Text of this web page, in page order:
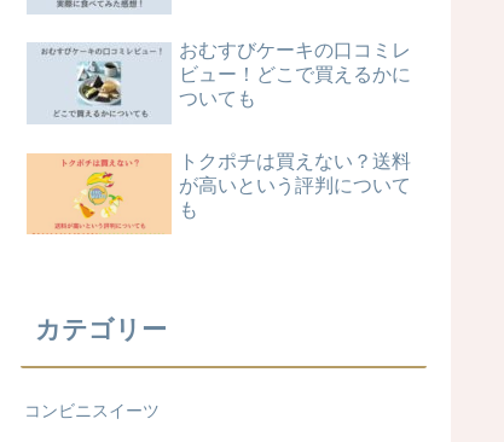
おむすびケーキの口コミレ
ビュー！どこで買えるかに
ついても
トクポチは買えない？送料
が高いという評判について
も
カテゴリー
コンビニスイーツ